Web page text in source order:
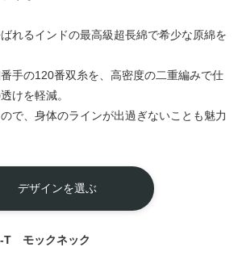
れるインドの最高級超長綿で希少な原綿を
手の120番双糸を、高密度の二重編みで仕
けを軽減。
で、身体のラインが出過ぎないことも魅力
デザインを選ぶ
T モックネック